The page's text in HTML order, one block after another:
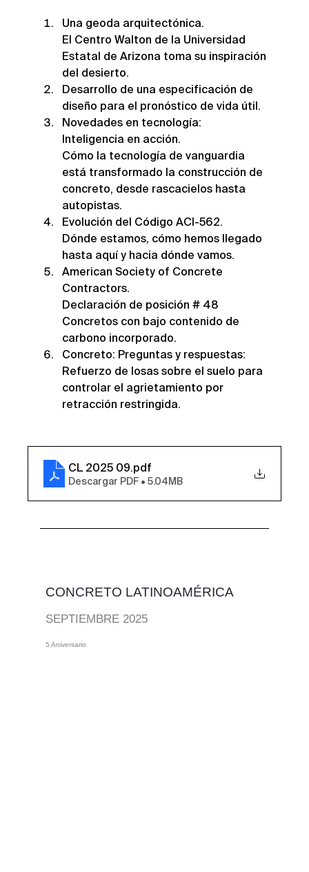
Una geoda arquitectónica.
El Centro Walton de la Universidad
Estatal de Arizona toma su inspiración
del desierto.
Desarrollo de una especificación de
diseño para el pronóstico de vida útil.
Novedades en tecnología:
Inteligencia en acción.
Cómo la tecnología de vanguardia
está transformado la construcción de
concreto, desde rascacielos hasta
autopistas.
Evolución del Código ACI-562.
Dónde estamos, cómo hemos llegado
hasta aquí y hacia dónde vamos.
American Society of Concrete
Contractors.
Declaración de posición # 48
Concretos con bajo contenido de
carbono incorporado.
Concreto: Preguntas y respuestas:
Refuerzo de losas sobre el suelo para
controlar el agrietamiento por
retracción restringida.
CL 2025 09.pdf
Descargar PDF • 5.04MB